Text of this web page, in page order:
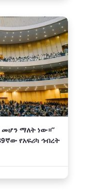
መሆን ማለት ነው።”
የአፍሪካ ኅብረት